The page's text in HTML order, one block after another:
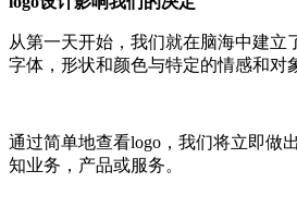
从第一天开始，我们就在脑海中建立
字体，形状和颜色与特定的情感和对
通过简单地查看logo，我们将立即做
知业务，产品或服务。